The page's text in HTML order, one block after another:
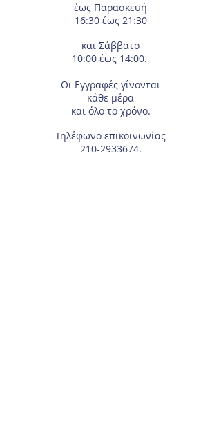
έως Παρασκευή
16:30 έως 21:30
και Σάββατο
10:00 έως 14:00.
Οι Εγγραφές γίνονται
κάθε μέρα
και όλο το χρόνο.
Τηλέφωνο επικοινωνίας
210-2933674.